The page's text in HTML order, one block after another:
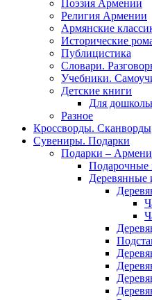
Поэзия Армении
Религия Армении
Армянские
Исторические
Публицистика
Словари.
Учебники.
Детские книги
Для
Разное
Кроссворды. Сканворды
Сувениры. Подарки
Подарки –
Подарочные
Деревянные